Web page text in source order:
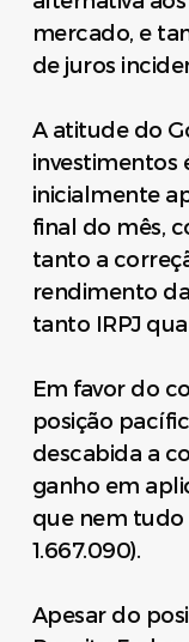
mercado, e
de juros
A atitude do
investimentos
inicialmente
final do mês,
tanto a
rendimento
tanto IRPJ
Em favor do
posição
descabida a
ganho em
que nem tudo
1.667.090).
Apesar do